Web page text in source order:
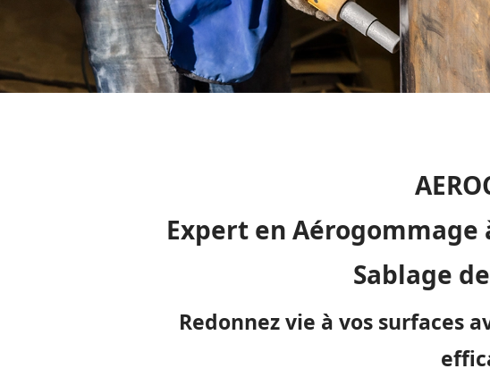
Expert en Aérogommage
Sablage
Redonnez vie à vos surfaces